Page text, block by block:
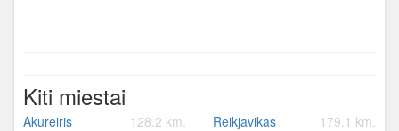
Kiti miestai
Akureiris 128.2 km. Reikjavikas
179.1 km.